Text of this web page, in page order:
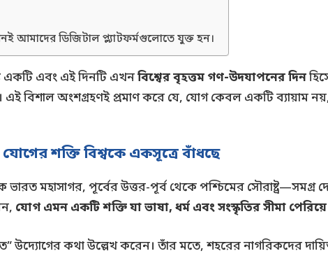
আমাদের ডিজিটাল প্ল্যাটফর্মগুলোতে যুক্ত হন।
একটি এবং এই দিনটি এখনবিশ্বের বৃহত্তম গণ-উদযাপনের দিন
বিশাল অংশগ্রহণই প্রমাণ করে যে, যোগ কেবল একটি ব্যায়াম
যোগের শক্তি বিশ্বকে একসূত্রে বাঁধছে
ভারত মহাসাগর, পূর্বের উত্তর-পূর্ব থেকে পশ্চিমের
যোগ এমন একটি শক্তি যা ভাষা, ধর্ম এবং সংস্কৃতির সীমা
উদ্যোগের কথা উল্লেখ করেন। তাঁর মতে, শহরের নাগরিকদের